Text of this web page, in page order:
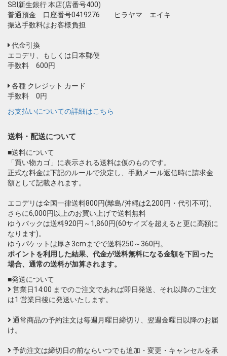
SBI新生銀行 本店(店番号400)
普通預金 口座番号0419276 ヒラヤマ エイキ
振込手数料はお客様負担
代金引換
エコデリ、もしくは日本郵便
手数料 600円
各種 クレジット カード
手数料 0円
お支払いについての詳細はこちら
送料・配送について
■送料について
「買い物カゴ」に表示される送料は仮のものです。
正式な料金は下記のルールで決定し、手動メール返信時に請求金
額として記載されます。
エコデリは全国一律送料800円(離島/沖縄は2,200円・代引不可)、
さらに6,000円以上のお買い上げで送料無料
ゆうパックは送料920円～1,860円(60サイズを超えると更に高額に
なります)。
ゆうパケットは厚さ3cmまでで送料250～360円。
ポイントを利用した結果、代金が送料無料になる金額を下回った
場合、通常の送料が加算されます。
■発送について
営業日14:00 までのご注文であれば即日発送、それ以降のご注文
は1 営業日後に発送いたします。
通常商品の予約注文は毎週月曜日締切り、翌週金曜日以降のお届
け。
予約注文は締切日の前ならいつでも追加・変更・キャンセルを承